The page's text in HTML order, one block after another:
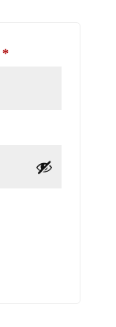
*Richiesto